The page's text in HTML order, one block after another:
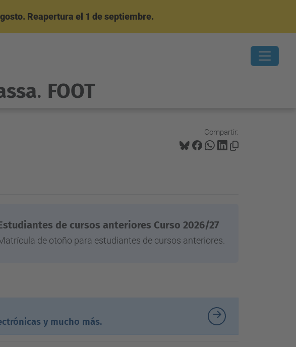
Reapertura el 1 de septiembre.
. FOOT
Compartir:
de cursos anteriores Curso 2026/27
de otoño para estudiantes de cursos anteriores.
y mucho más.